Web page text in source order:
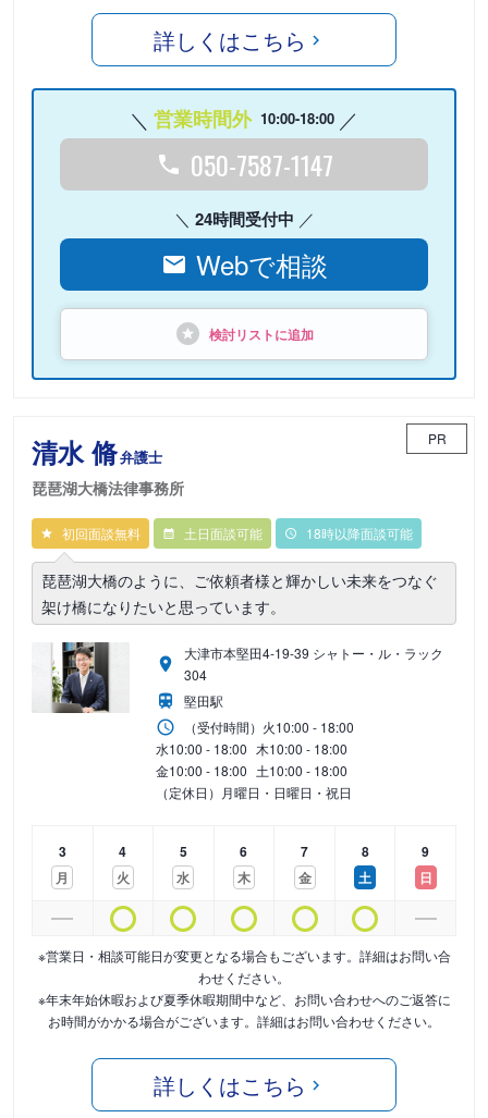
詳しくはこちら
営業時間外 10:00-18:00
050-7587-1147
24時間受付中
Webで相談
検討リストに追加
清水 脩弁護士
琵琶湖大橋法律事務所
PR
初回面談無料 土日面談可能 18時以降面談可能
琵琶湖大橋のように、ご依頼者様と輝かしい未来をつなぐ
架け橋になりたいと思っています。
大津市本堅田4-19-39 シャトー・ル・ラック
304
堅田駅
（受付時間） 火10:00 - 18:00
水10:00 - 18:00 木10:00 - 18:00
金10:00 - 18:00 土10:00 - 18:00
（定休日）月曜日・日曜日・祝日
3
月
4
火
5
水
6
木
7
金
8
土
9
日
※営業日・相談可能日が変更となる場合もございます。詳細はお問い合
わせください。
※年末年始休暇および夏季休暇期間中など、お問い合わせへのご返答に
お時間がかかる場合がございます。詳細はお問い合わせください。
詳しくはこちら